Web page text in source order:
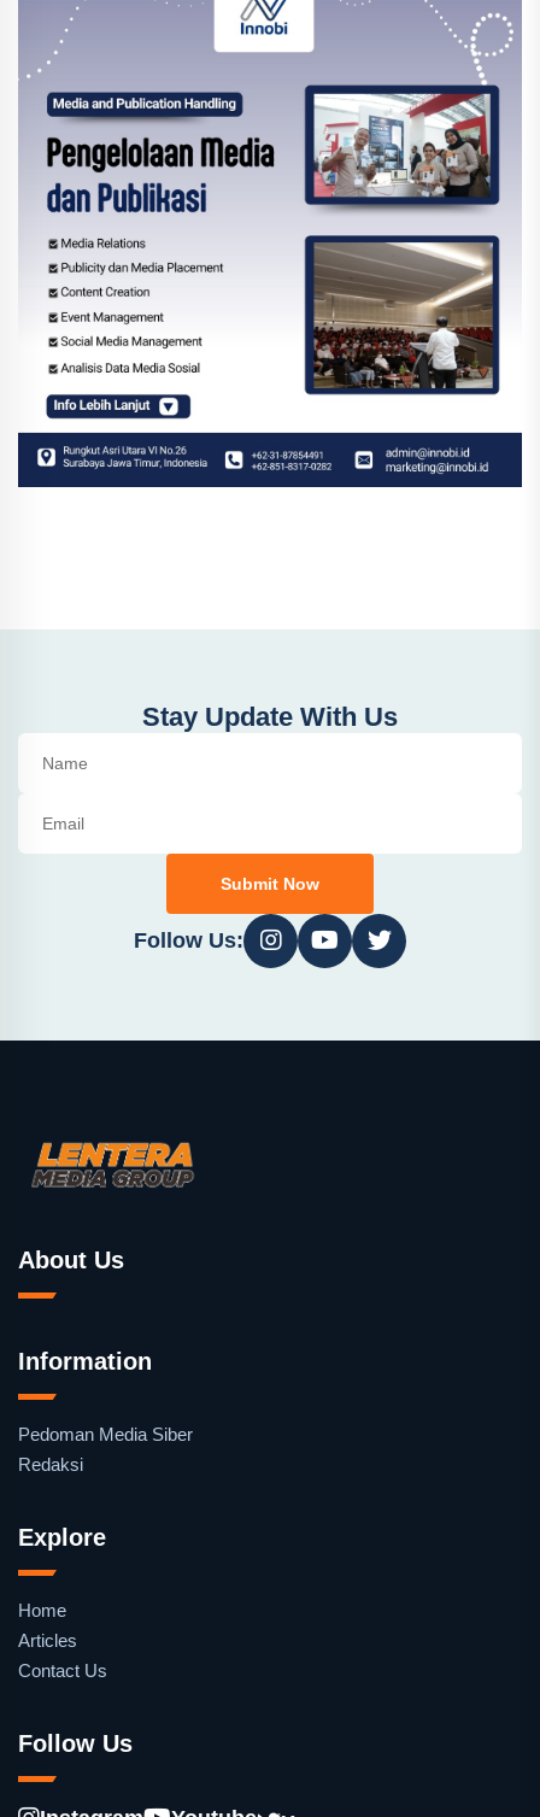
Stay Update With Us
Submit Now
Follow Us:
About Us
Information
Pedoman Media Siber
Redaksi
Explore
Home
Articles
Contact Us
Follow Us